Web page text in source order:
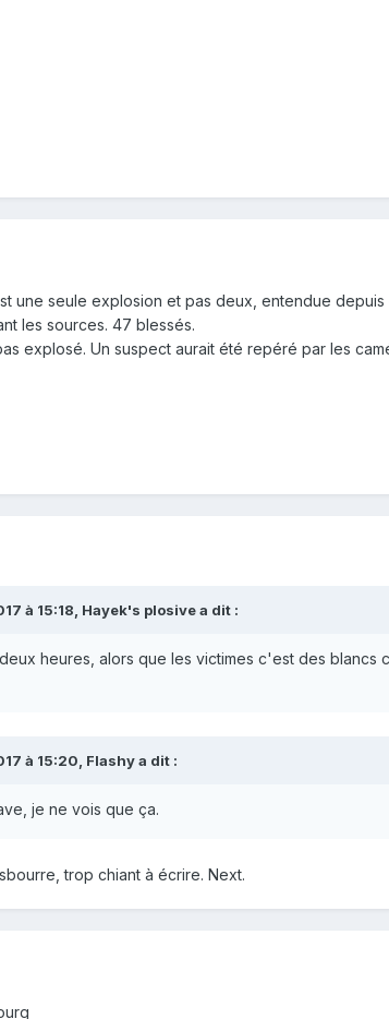
une seule explosion et pas deux, entendue depuis
les sources. 47 blessés.
explosé. Un suspect aurait été repéré par les
à 15:18, Hayek's plosivea dit :
heures, alors que les victimes c'est des blancs
à 15:20, Flashya dit :
je ne vois que ça.
trop chiant à écrire. Next.